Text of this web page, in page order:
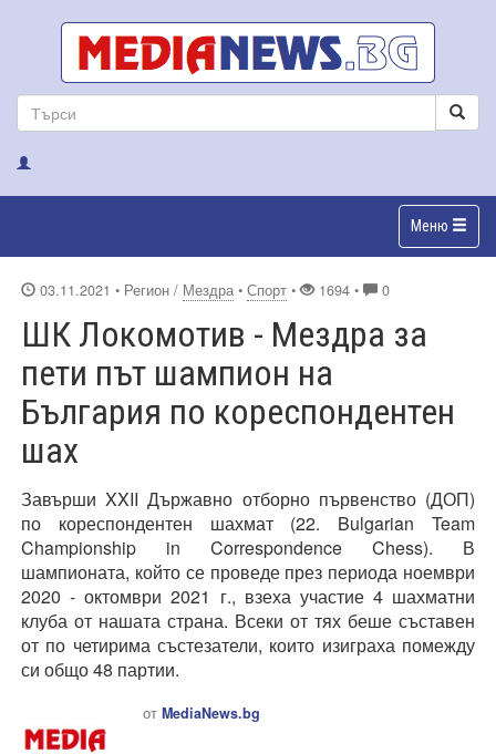
Меню
03.11.2021 • Регион / Мездра • Спорт • 1694 • 0
ШК Локомотив - Мездра за
пети път шампион на
България по кореспондентен
шах
Завърши XXII Държавно отборно първенство (ДОП)
по кореспондентен шахмат (22. Bulgarian Team
Championship in Correspondence Chess). В
шампионата, който се проведе през периода ноември
2020 - октомври 2021 г., взеха участие 4 шахматни
клуба от нашата страна. Всеки от тях беше съставен
от по четирима състезатели, които изиграха помежду
си общо 48 партии.
от MediaNews.bg